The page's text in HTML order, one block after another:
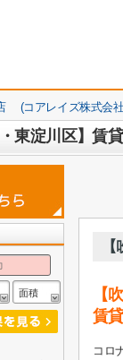
(コアレイズ株式会
・東淀川区】賃
【
賃
コロ
面積